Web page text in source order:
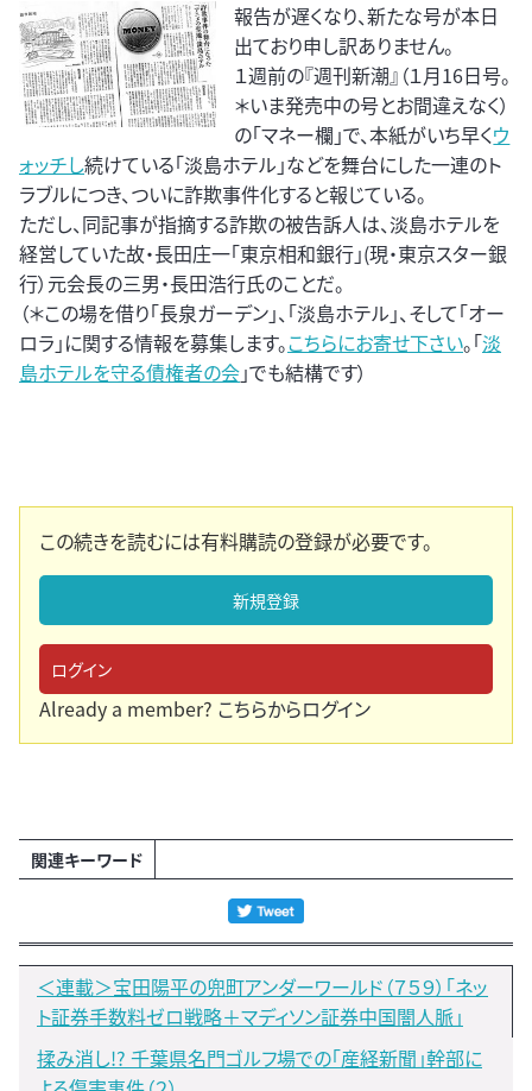
報告が遅くなり、新たな号が本日
出ており申し訳ありません。
１週前の『週刊新潮』（１月16日号。
＊いま発売中の号とお間違えなく）
の｢マネー欄」で、本紙がいち早くウ
ォッチし続けている｢淡島ホテル」などを舞台にした一連のト
ラブルにつき、ついに詐欺事件化すると報じている。
ただし、同記事が指摘する詐欺の被告訴人は、淡島ホテルを
経営していた故・長田庄一｢東京相和銀行」(現・東京スター銀
行）元会長の三男・長田浩行氏のことだ。
（＊この場を借り「長泉ガーデン」、「淡島ホテル」、そして「オー
ロラ」に関する情報を募集します。こちらにお寄せ下さい。「淡
島ホテルを守る債権者の会」でも結構です）
この続きを読むには有料購読の登録が必要です。
新規登録
ログイン
Already a member? こちらからログイン
関連キーワード
＜連載＞宝田陽平の兜町アンダーワールド（７５９）「ネッ
ト証券手数料ゼロ戦略＋マディソン証券中国闇人脈」
揉み消し!? 千葉県名門ゴルフ場での「産経新聞」幹部に